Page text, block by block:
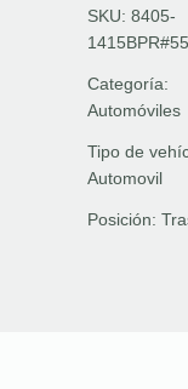
SKU: 8405-
Categoría:
Automóviles
Tipo de
Automovil
Posición: